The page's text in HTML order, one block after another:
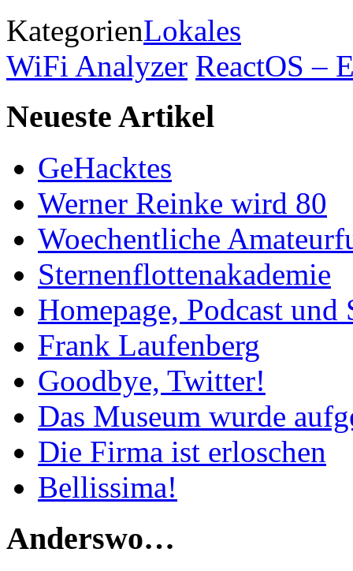
KategorienLokales
WiFi Analyzer ReactOS –
Neueste Artikel
GeHacktes
Werner Reinke wird 80
Woechentliche
Sternenflottenakademie
Homepage, Podcast
Frank Laufenberg
Goodbye, Twitter!
Das Museum wurde
Die Firma ist erloschen
Bellissima!
Anderswo…